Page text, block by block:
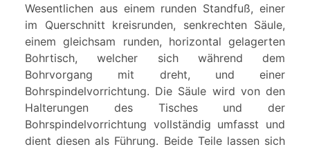
Wesentlichen aus einem runden Standfuß, einer
im Querschnitt kreisrunden, senkrechten Säule,
einem gleichsam runden, horizontal gelagerten
Bohrtisch, welcher sich während dem
Bohrvorgang mit dreht, und einer
Bohrspindelvorrichtung. Die Säule wird von den
Halterungen des Tisches und der
Bohrspindelvorrichtung vollständig umfasst und
dient diesen als Führung. Beide Teile lassen sich